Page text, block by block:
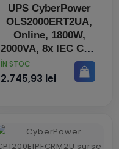
UPS CyberPower
OLS2000ERT2UA,
Online, 1800W,
2000VA, 8x IEC C13,
ecran LCD,
protectie scurt-
PRET
ÎN STOC
2.745,93 lei